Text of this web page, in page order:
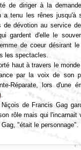
de diriger à la
a tenu les rênes jusqu'à
de dévotion au service
gardent d'elle le
de coeur désirant
les spectacles.
haut à travers le
par la voix de son
Réparate, lors d'une
de Francis Gag
rôle mais qui l'incarnait
"était le personnage".